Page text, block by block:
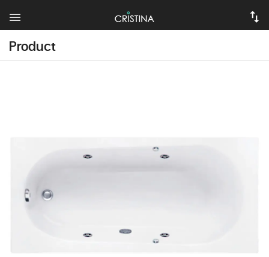
Product